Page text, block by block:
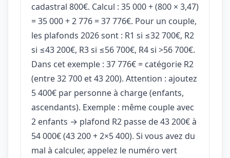
cadastral 800€. Calcul : 35 000 + (800 × 3,47)
= 35 000 + 2 776 = 37 776€. Pour un couple,
les plafonds 2026 sont : R1 si ≤32 700€, R2
si ≤43 200€, R3 si ≤56 700€, R4 si >56 700€.
Dans cet exemple : 37 776€ = catégorie R2
(entre 32 700 et 43 200). Attention : ajoutez
5 400€ par personne à charge (enfants,
ascendants). Exemple : même couple avec
2 enfants → plafond R2 passe de 43 200€ à
54 000€ (43 200 + 2×5 400). Si vous avez du
mal à calculer, appelez le numéro vert